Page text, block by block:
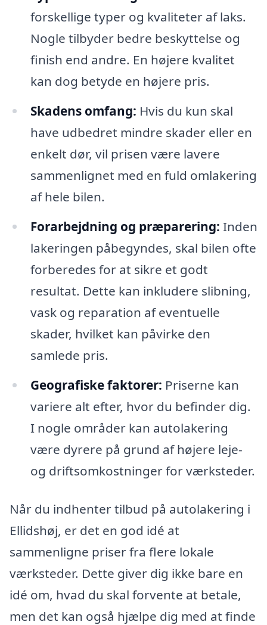
forskellige typer og kvaliteter af laks.
Nogle tilbyder bedre beskyttelse og
finish end andre. En højere kvalitet
kan dog betyde en højere pris.
Skadens omfang: Hvis du kun skal
have udbedret mindre skader eller en
enkelt dør, vil prisen være lavere
sammenlignet med en fuld omlakering
af hele bilen.
Forarbejdning og præparering: Inden
lakeringen påbegyndes, skal bilen ofte
forberedes for at sikre et godt
resultat. Dette kan inkludere slibning,
vask og reparation af eventuelle
skader, hvilket kan påvirke den
samlede pris.
Geografiske faktorer: Priserne kan
variere alt efter, hvor du befinder dig.
I nogle områder kan autolakering
være dyrere på grund af højere leje-
og driftsomkostninger for værksteder.
Når du indhenter tilbud på autolakering i
Ellidshøj, er det en god idé at
sammenligne priser fra flere lokale
værksteder. Dette giver dig ikke bare en
idé om, hvad du skal forvente at betale,
men det kan også hjælpe dig med at finde